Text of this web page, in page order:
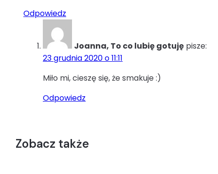
Odpowiedz
Joanna, To co lubię gotuję pisze:
23 grudnia 2020 o 11:11
Miło mi, cieszę się, że smakuje :)
Odpowiedz
Zobacz także